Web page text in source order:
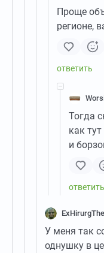
Проще
регионе,
Тогда
как
и
У меня так
однушку в